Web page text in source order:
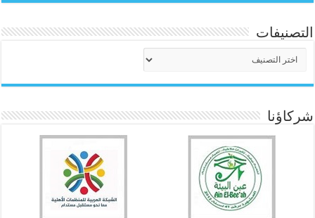
التصنيفات
شركاؤنا